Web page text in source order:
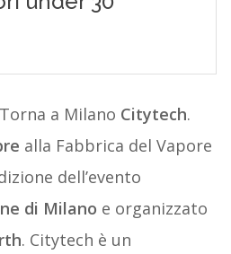
a Milano Citytech.
alla Fabbrica del Vapore
dell’evento
di Milano e organizzato
. Citytech è un